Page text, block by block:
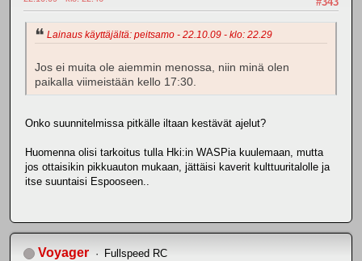
Lainaus käyttäjältä: peitsamo - 22.10.09 - klo: 22.29
Jos ei muita ole aiemmin menossa, niin minä olen
paikalla viimeistään kello 17:30.
Onko suunnitelmissa pitkälle iltaan kestävät ajelut?
Huomenna olisi tarkoitus tulla Hki:in WASPia kuulemaan, mutta
jos ottaisikin pikkuauton mukaan, jättäisi kaverit kulttuuritalolle ja
itse suuntaisi Espooseen..
Voyager Fullspeed RC